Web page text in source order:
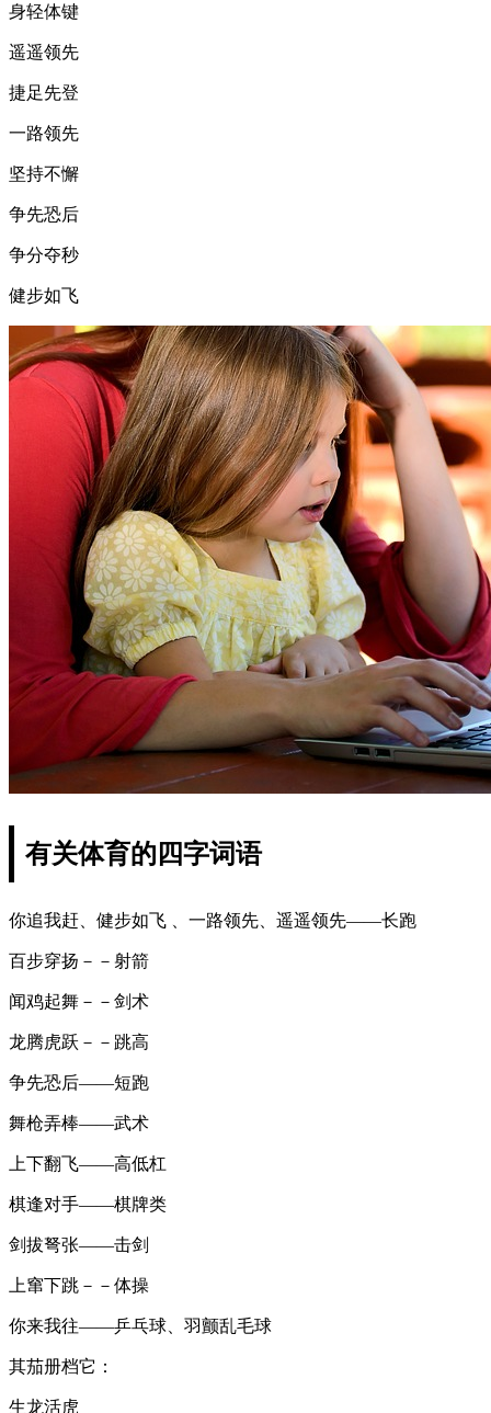
身轻体键
遥遥领先
捷足先登
一路领先
坚持不懈
争先恐后
争分夺秒
健步如飞
有关体育的四字词语
你追我赶、健步如飞 、一路领先、遥遥领先——长跑
百步穿扬－－射箭
闻鸡起舞－－剑术
龙腾虎跃－－跳高
争先恐后——短跑
舞枪弄棒——武术
上下翻飞——高低杠
棋逢对手——棋牌类
剑拔弩张——击剑
上窜下跳－－体操
你来我往——乒乓球、羽颤乱毛球
其茄册档它：
生龙活虎